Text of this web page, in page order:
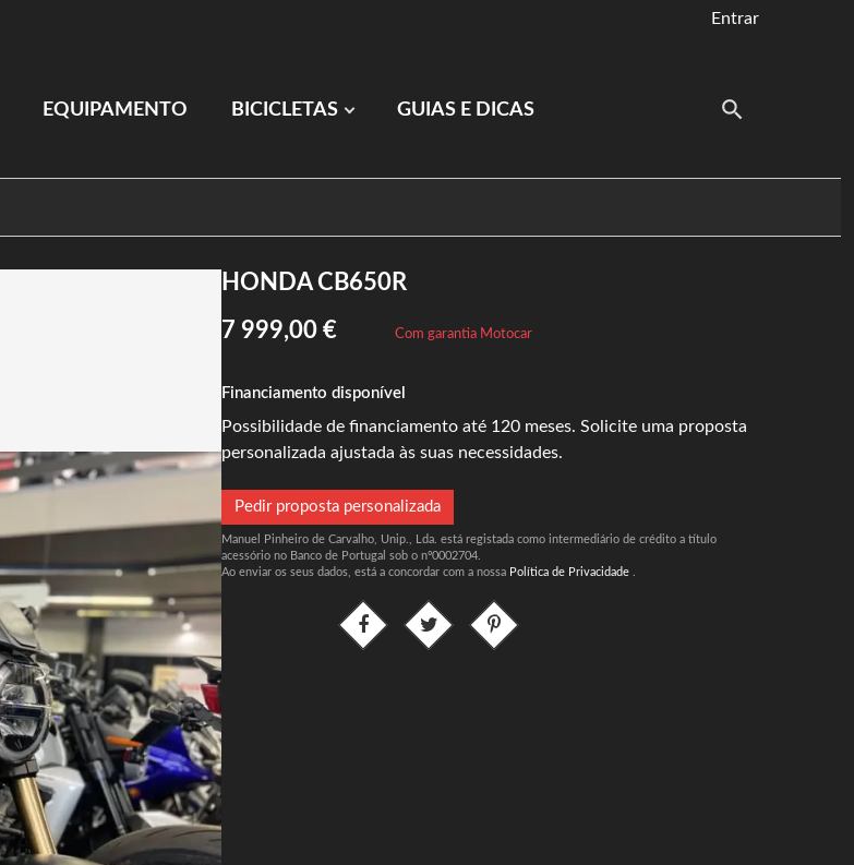
Entrar
EQUIPAMENTO BICICLETAS GUIAS E DICAS
HONDA CB650R
7 999,00 €
Com garantia Motocar
Financiamento disponível
Possibilidade de financiamento até 120 meses. Solicite uma proposta
personalizada ajustada às suas necessidades.
Pedir proposta personalizada
Manuel Pinheiro de Carvalho, Unip., Lda. está registada como intermediário de crédito a título
acessório no Banco de Portugal sob o nº0002704.
Ao enviar os seus dados, está a concordar com a nossa Política de Privacidade